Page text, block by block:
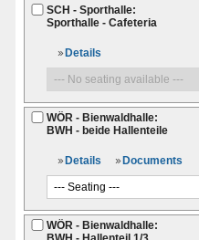
SCH - Sporthalle:
Sporthalle - Cafeteria
Details
WÖR - Bienwaldhalle:
BWH - beide Hallenteile
Details Documents
WÖR - Bienwaldhalle: